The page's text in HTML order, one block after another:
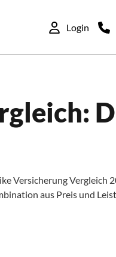
Login
Versicherung Vergleich
aus Preis und